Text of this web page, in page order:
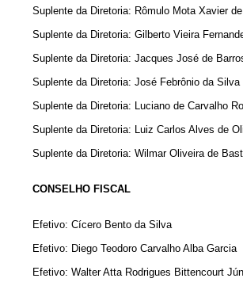
Suplente da Diretoria: Rômulo Mota Xavier
Suplente da Diretoria: Gilberto Vieira
Suplente da Diretoria: Jacques José de
Suplente da Diretoria: José Febrônio da Silva
Suplente da Diretoria: Luciano de Carvalho
Suplente da Diretoria: Luiz Carlos Alves de
Suplente da Diretoria: Wilmar Oliveira de
CONSELHO FISCAL
Efetivo: Cícero Bento da Silva
Efetivo: Diego Teodoro Carvalho Alba Garcia
Efetivo: Walter Atta Rodrigues Bittencourt